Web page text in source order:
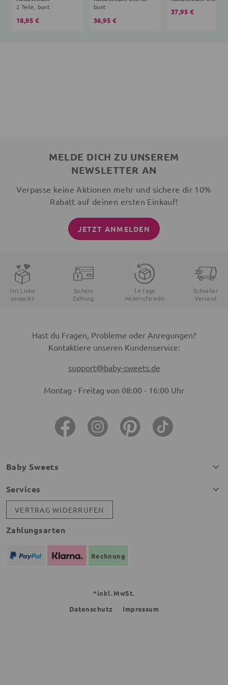
2 Teile, bunt
18,95 €
bunt
36,95 €
37,95 €
MELDE DICH ZU UNSEREM
NEWSLETTER AN
Verpasse keine Aktionen mehr und sichere dir 10%
Rabatt auf deinen ersten Einkauf!
JETZT ANMELDEN
Mit Liebe
verpackt
Sichere
Zahlung
14 Tage
Widerrufsrecht
Schneller
Versand
Hast du Fragen, Probleme oder Anregungen?
Kontaktiere unseren Kundenservice:
support@baby-sweets.de
Montag - Freitag von 08:00 - 16:00 Uhr
Baby Sweets
Services
VERTRAG WIDERRUFEN
Zahlungsarten
Rechnung
*inkl. MwSt.
Datenschutz
Impressum